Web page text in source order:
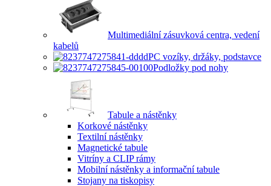
Multimediální zásuvková centra, vedení
kabelů
PC vozíky, držáky, podstavce
Podložky pod nohy
Tabule a nástěnky
Korkové nástěnky
Textilní nástěnky
Magnetické tabule
Vitríny a CLIP rámy
Mobilní nástěnky a informační tabule
Stojany na tiskopisy